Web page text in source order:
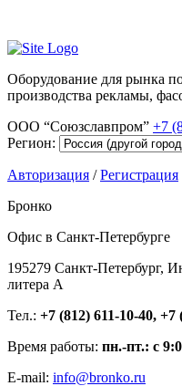
Оборудование для рынка
производства рекламы,
ООО “Союзславпром” +7
Регион:
Авторизация /Регистрация
Бронко
Офис в Санкт-Петербурге
195279 Санкт-Петербург,
литера А
Тел.: +7 (812) 611-10-40, +7
Время работы: пн.-пт.: с
E-mail: info@bronko.ru